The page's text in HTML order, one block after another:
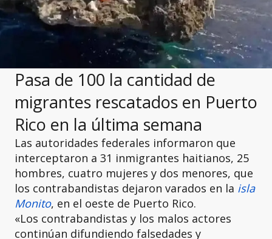
Pasa de 100 la cantidad de
migrantes rescatados en Puerto
Rico en la última semana
Las autoridades federales informaron que
interceptaron a 31 inmigrantes haitianos, 25
hombres, cuatro mujeres y dos menores, que
los contrabandistas dejaron varados en la isla
Monito, en el oeste de Puerto Rico.
«Los contrabandistas y los malos actores
continúan difundiendo falsedades y